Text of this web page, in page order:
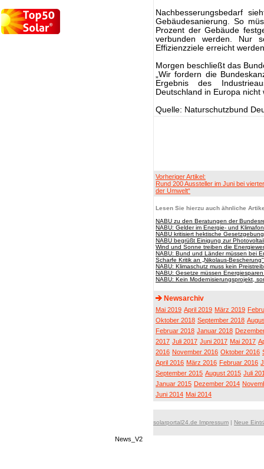
Nachbesserungsbedarf
Gebäudesanierung. So
Prozent der Gebäude
verbunden werden. Nur
Effizienzziele erreicht
Morgen beschließt das
„Wir fordern die
Ergebnis des
Deutschland in Europa nicht
Quelle: Naturschutzbund
Vorheriger Artikel:
Rund 200 Aussteller im Juni bei
der Umwelt“
Lesen Sie hierzu auch ähnliche
NABU zu den Beratungen der
NABU: Gelder im Energie- und
NABU kritisiert hektische
NABU begrüßt Einigung zur
Wind und Sonne treiben die
NABU: Bund und Länder müssen bei
Scharfe Kritik an „Nikolaus-
NABU: Klimaschutz muss kein
NABU: Gesetze müssen
NABU: Kein Modernisierungsprojekt,
Newsarchiv
Mai 2019 April 2019 März 2019
Oktober 2018 September 2018
Februar 2018 Januar 2018
2017 Juli 2017 Juni 2017 Mai 2017
2016 November 2016 Oktober 2016
April 2016 März 2016 Februar 2016
September 2015 August 2015 Juli
Januar 2015 Dezember 2014
Juni 2014 Mai 2014
solarportal24.de Impressum | Neue
News_V2